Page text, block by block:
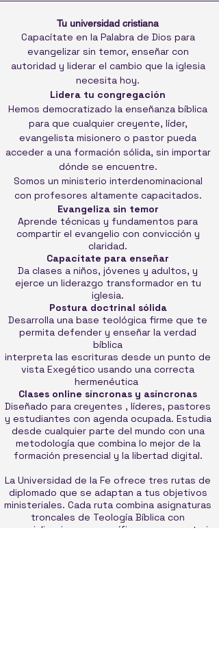
Tu universidad cristiana
Capacítate en la Palabra de Dios para
evangelizar sin temor, enseñar con
autoridad y liderar el cambio que la iglesia
necesita hoy.
Lidera tu congregación
Hemos democratizado la enseñanza bíblica
para que cualquier creyente, líder,
evangelista misionero o pastor pueda
acceder a una formación sólida, sin importar
dónde se encuentre.
Somos un ministerio interdenominacional
con profesores altamente capacitados.
Evangeliza sin temor
Aprende técnicas y fundamentos para
compartir el evangelio con convicción y
claridad.
Capacítate para enseñar
Da clases a niños, jóvenes y adultos, y
ejerce un liderazgo transformador en tu
iglesia.
Postura doctrinal sólida
Desarrolla una base teológica firme que te
permita defender y enseñar la verdad
bíblica
interpreta las escrituras desde un punto de
vista Exegético usando una correcta
hermenéutica
Clases online síncronas y asíncronas
Diseñado para creyentes , líderes, pastores
y estudiantes con agenda ocupada. Estudia
desde cualquier parte del mundo con una
metodología que combina lo mejor de la
formación presencial y la libertad digital.
La Universidad de la Fe ofrece tres rutas de
diplomado que se adaptan a tus objetivos
ministeriales. Cada ruta combina asignaturas
troncales de Teología Bíblica con
especializaciones específicas para construir